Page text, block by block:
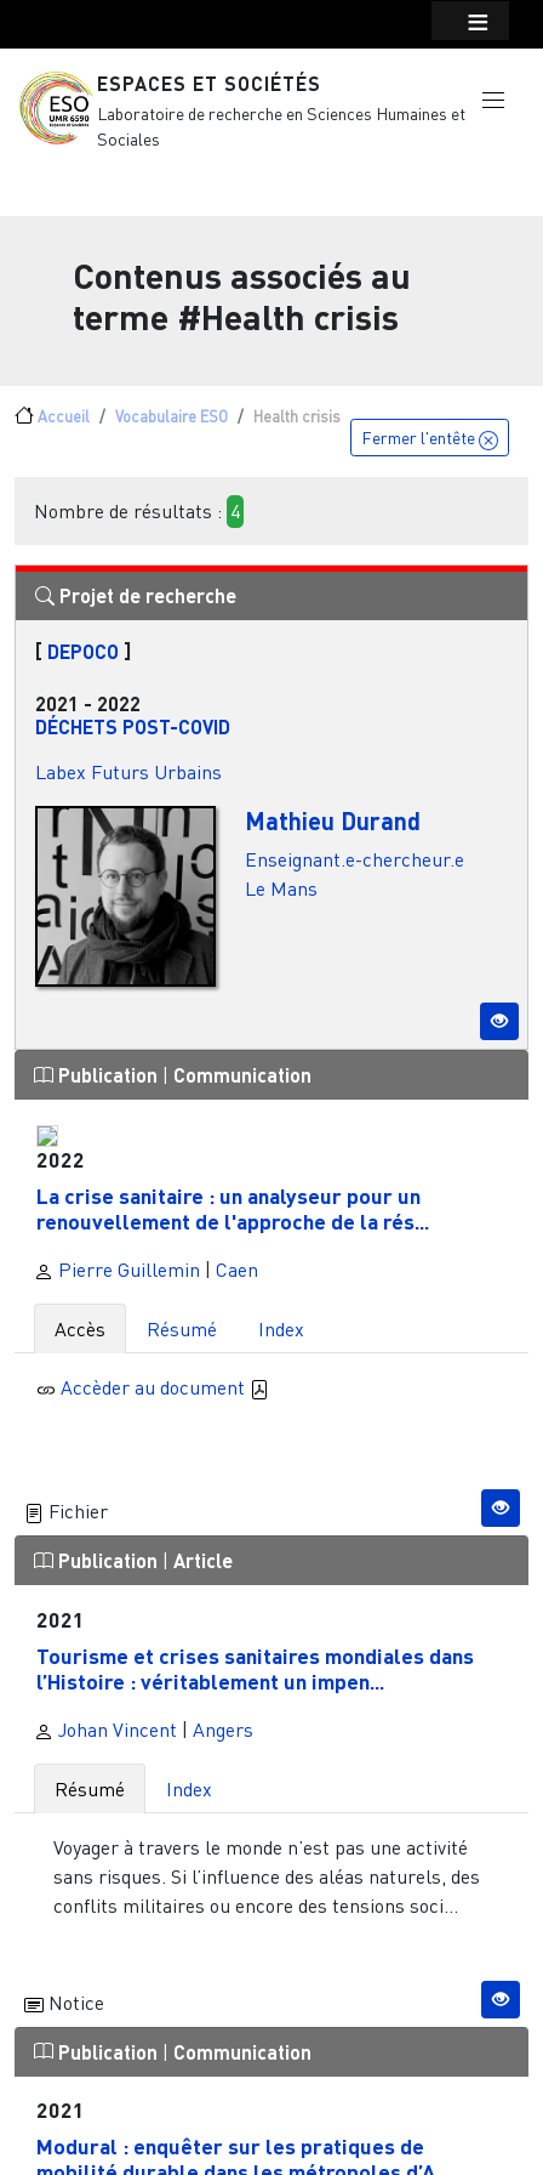
ESPACES ET SOCIÉTÉS
Laboratoire de recherche en Sciences Humaines et
Sociales
Contenus associés au
terme #Health crisis
Fil d'Ariane
Accueil Vocabulaire ESO Health crisis
Fermer l'entête
Nombre de résultats : 4
Projet de recherche
[ DEPOCO ]
2021 - 2022
DÉCHETS POST-COVID
Labex Futurs Urbains
Mathieu Durand
Enseignant.e-chercheur.e
Le Mans
Publication Communication
2022
La crise sanitaire : un analyseur pour un
renouvellement de l'approche de la rés...
Pierre Guillemin Caen
Accès Résumé Index
Accèder au document
Fichier
Publication Article
2021
Tourisme et crises sanitaires mondiales dans
l’Histoire : véritablement un impen...
Johan Vincent | Angers
Résumé Index
Voyager à travers le monde n’est pas une activité
sans risques. Si l’influence des aléas naturels, des
conflits militaires ou encore des tensions soci...
Notice
Publication | Communication
2021
Modural : enquêter sur les pratiques de